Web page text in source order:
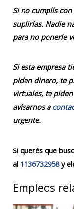
Si no cumplís
suplirías. Nadie
para no ponerle
Si esta empresa
piden dinero, te
virtuales, te
avisarnos a
urgente.
Si querés que
al 1136732958y
Empleos